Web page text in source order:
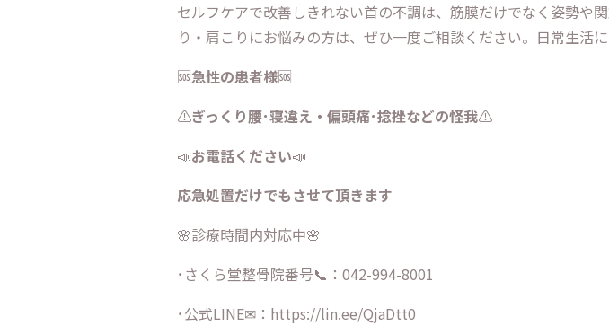
セルフケアで改善しきれない首の不調は、筋膜だけでなく姿勢や
り・肩こりにお悩みの方は、ぜひ一度ご相談ください。日常生活
🆘急性の患者様🆘
⚠️ぎっくり腰･寝違え・ 偏頭痛･捻挫などの怪我⚠️
📣お電話ください📣
応急処置だけでもさせて頂きます
🌸診療時間内対応中🌸
･さくら堂整骨院番号📞：042-994-8001
･公式LINE✉： https://lin.ee/QjaDtt0